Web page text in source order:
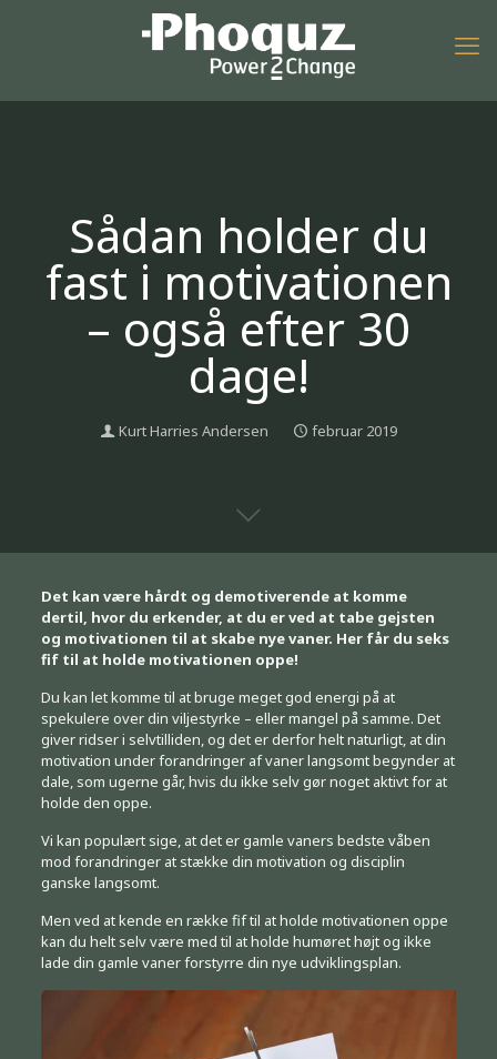
Sådan holder du
fast i motivationen
– også efter 30
dage!
Kurt Harries Andersen februar 2019
Det kan være hårdt og demotiverende at komme
dertil, hvor du erkender, at du er ved at tabe gejsten
og motivationen til at skabe nye vaner. Her får du seks
fif til at holde motivationen oppe!
Du kan let komme til at bruge meget god energi på at
spekulere over din viljestyrke – eller mangel på samme. Det
giver ridser i selvtilliden, og det er derfor helt naturligt, at din
motivation under forandringer af vaner langsomt begynder at
dale, som ugerne går, hvis du ikke selv gør noget aktivt for at
holde den oppe.
Vi kan populært sige, at det er gamle vaners bedste våben
mod forandringer at stække din motivation og disciplin
ganske langsomt.
Men ved at kende en række fif til at holde motivationen oppe
kan du helt selv være med til at holde humøret højt og ikke
lade din gamle vaner forstyrre din nye udviklingsplan.